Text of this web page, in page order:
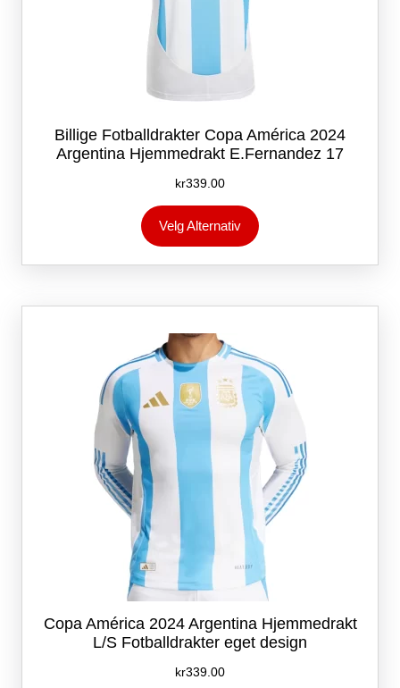
Billige Fotballdrakter Copa América 2024
Argentina Hjemmedrakt E.Fernandez 17
kr339.00
Velg Alternativ
produktet
flere
Alternativene
på
produktsiden
Copa América 2024 Argentina Hjemmedrakt
L/S Fotballdrakter eget design
kr339.00